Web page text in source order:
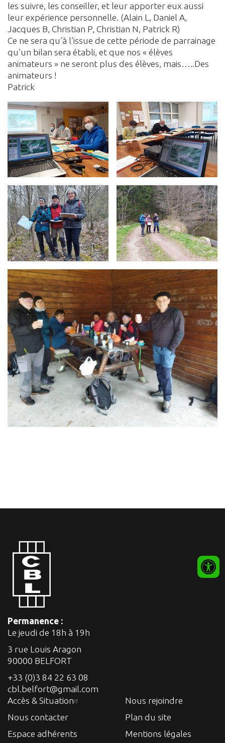
les suivre, les conseiller, et leur apporter eux aussi
leur expérience personnelle. (Alain L, Daniel A,
Jacques B, Christian P, Christian N, Patrick R)
Ce ne sera qu’à l’issue de cette période de parrainage
qu’un bilan sera établi, et que nos « élèves
animateurs » ne seront plus des élèves, mais…..Des
animateurs !
Patrick
Permanence :
Le jeudi de 18h à 19h
3 rue Louis Aragon
90000 BELFORT
+33 (0)3 84 22 63 08
cbl.belfort@gmail.com
Accès & Situation
Nous contacter
Espace adhérents
Nous rejoindre
Plan du site
Mentions légales